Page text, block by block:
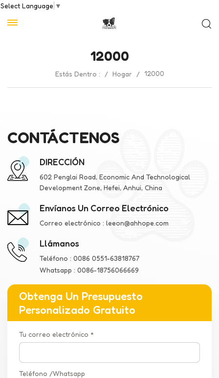
Select Language ▼
12000
Estás Dentro : / Hogar / 12000
CONTÁCTENOS
DIRECCIÓN
602 Penglai Road, Economic And Technological
Development Zone, Hefei, Anhui, China
Envíanos Un Correo Electrónico
Correo electrónico : leeon@ahhope.com
Llámanos
Teléfono : 0086 0551-63818767
Whatsapp : 0086-18756066669
Obtenga Un Presupuesto
Personalizado Gratuito
Tu correo electrónico *
Teléfono /Whatsapp